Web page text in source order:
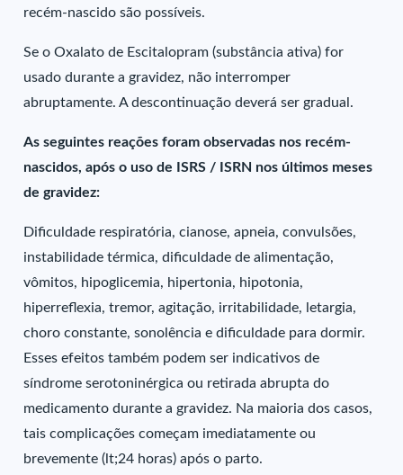
recém-nascido são possíveis.
Se o Oxalato de Escitalopram (substância ativa) for
usado durante a gravidez, não interromper
abruptamente. A descontinuação deverá ser gradual.
As seguintes reações foram observadas nos recém-
nascidos, após o uso de ISRS / ISRN nos últimos meses
de gravidez:
Dificuldade respiratória, cianose, apneia, convulsões,
instabilidade térmica, dificuldade de alimentação,
vômitos, hipoglicemia, hipertonia, hipotonia,
hiperreflexia, tremor, agitação, irritabilidade, letargia,
choro constante, sonolência e dificuldade para dormir.
Esses efeitos também podem ser indicativos de
síndrome serotoninérgica ou retirada abrupta do
medicamento durante a gravidez. Na maioria dos casos,
tais complicações começam imediatamente ou
brevemente (lt;24 horas) após o parto.